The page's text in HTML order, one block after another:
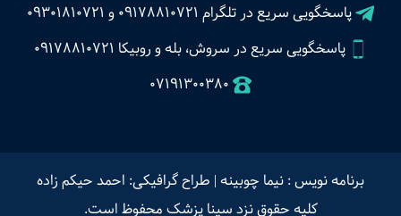
پاسخگویی سریع در تلگرام 09178810721 و 09301810721
پاسخگویی سریع در سروش، بله و روبیکا 09178810721
07191300380
برنامه نویس : نیما چوبینه | طراح گرافیکی: احمد حیکم زاده
کلیه حقوق نزد سینا پزشک محفوظ است.